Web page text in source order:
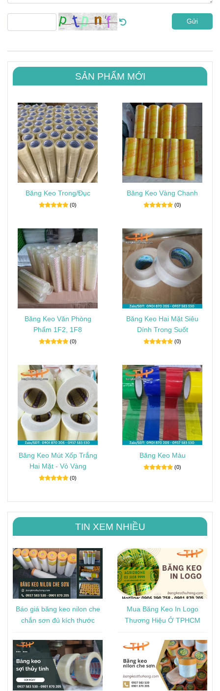
Gửi
SẢN PHẨM MỚI
Băng Keo Trong/Đục
(0)
Băng Keo Vàng Chanh
(0)
Băng Keo Văn Phòng
Phẩm 1F2, 1F8
(0)
Băng Keo Hai Mặt Siêu
Dính Trong Suốt
(0)
Băng Keo Mút Xốp Trắng
Hai Mặt - Vỏ Vàng
(0)
Băng Keo Màu
(0)
TIN XEM NHIỀU
Báo giá băng keo nilon che
chắn sơn đủ kích thước
Mua Băng Keo In Logo
Thương Hiệu Ở TPHCM